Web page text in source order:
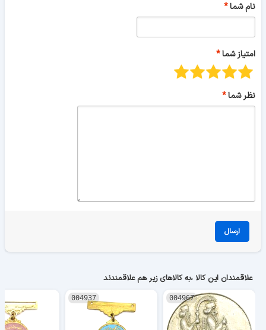
نام شما
امتیاز شما
نظر شما
ارسال
علاقمندان این کالا ،به کالاهای زیر هم علاقمندند
004967
004937